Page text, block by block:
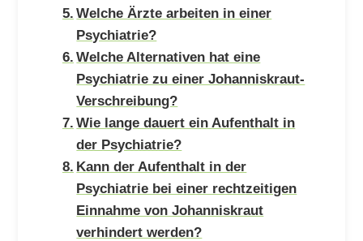
Welche Ärzte arbeiten in einer
Psychiatrie?
Welche Alternativen hat eine
Psychiatrie zu einer Johanniskraut-
Verschreibung?
Wie lange dauert ein Aufenthalt in
der Psychiatrie?
Kann der Aufenthalt in der
Psychiatrie bei einer rechtzeitigen
Einnahme von Johanniskraut
verhindert werden?